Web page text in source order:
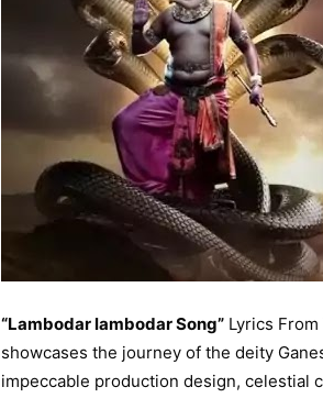
“Lambodar lambodar Song” Lyrics From
showcases the journey of the deity
impeccable production design, celestial